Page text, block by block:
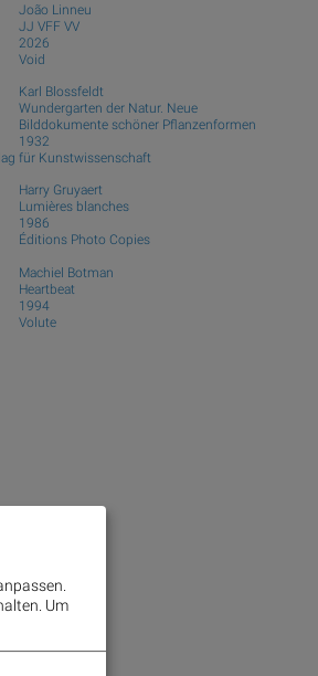
João Linneu
JJ VFF VV
2026
Void
Karl Blossfeldt
Wundergarten der Natur. Neue
Bilddokumente schöner Pflanzenformen
1932
für Kunstwissenschaft
Harry Gruyaert
Lumières blanches
1986
Éditions Photo Copies
Machiel Botman
Heartbeat
1994
Volute
Um